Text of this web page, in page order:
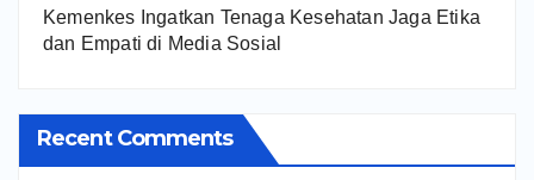
Kemenkes Ingatkan Tenaga Kesehatan Jaga Etika
dan Empati di Media Sosial
Recent Comments